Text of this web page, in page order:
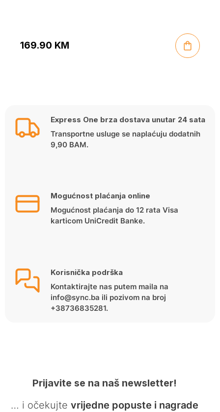
169.90 KM
Express One brza dostava unutar 24 sata
Transportne usluge se naplaćuju dodatnih
9,90 BAM.
Mogućnost plaćanja online
Mogućnost plaćanja do 12 rata Visa
karticom UniCredit Banke.
Korisnička podrška
Kontaktirajte nas putem maila na
info@sync.ba ili pozivom na broj
+38736835281.
Prijavite se na naš newsletter!
… i očekujte vrijedne popuste i nagrade